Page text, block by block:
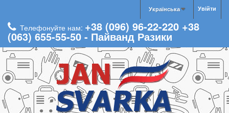
Увійти
Українська
Телефонуйте нам: +38 (096) 96-22-220 +38
(063) 655-55-50 - Пайванд Разики